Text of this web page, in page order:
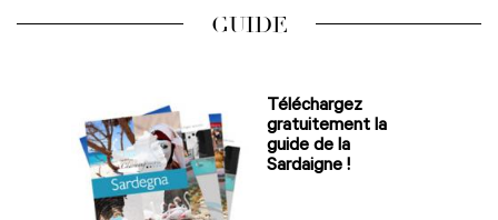
GUIDE
Téléchargez
gratuitement la
guide de la
Sardaigne !